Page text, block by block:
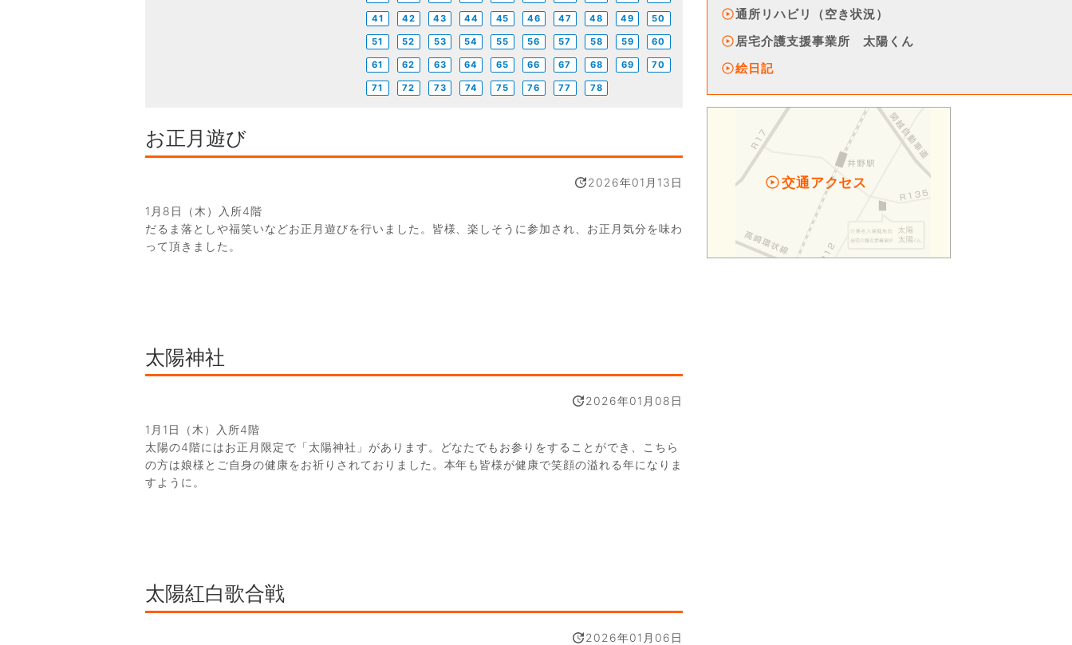
41 42 43 44 45 46 47 48 49 50
51 52 53 54 55 56 57 58 59 60
61 62 63 64 65 66 67 68 69 70
71 72 73 74 75 76 77 78
お正月遊び
2026年01月13日
1月8日（木）入所4階
だるま落としや福笑いなどお正月遊びを行いました。皆様、楽しそうに参加され、お正月気分を味わ
って頂きました。
太陽神社
2026年01月08日
1月1日（木）入所4階
太陽の4階にはお正月限定で「太陽神社」があります。どなたでもお参りをすることができ、こちら
の方は娘様とご自身の健康をお祈りされておりました。本年も皆様が健康で笑顔の溢れる年になりま
すように。
太陽紅白歌合戦
2026年01月06日
通所リハビリ（空き状況）
居宅介護支援事業所 太陽くん
絵日記
交通アクセス